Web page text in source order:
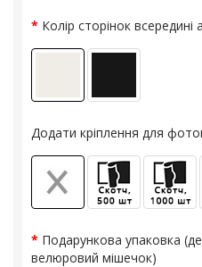
Колір сторінок
Додати кріплення для
Подарункова упаковка
велюровий мішечок)